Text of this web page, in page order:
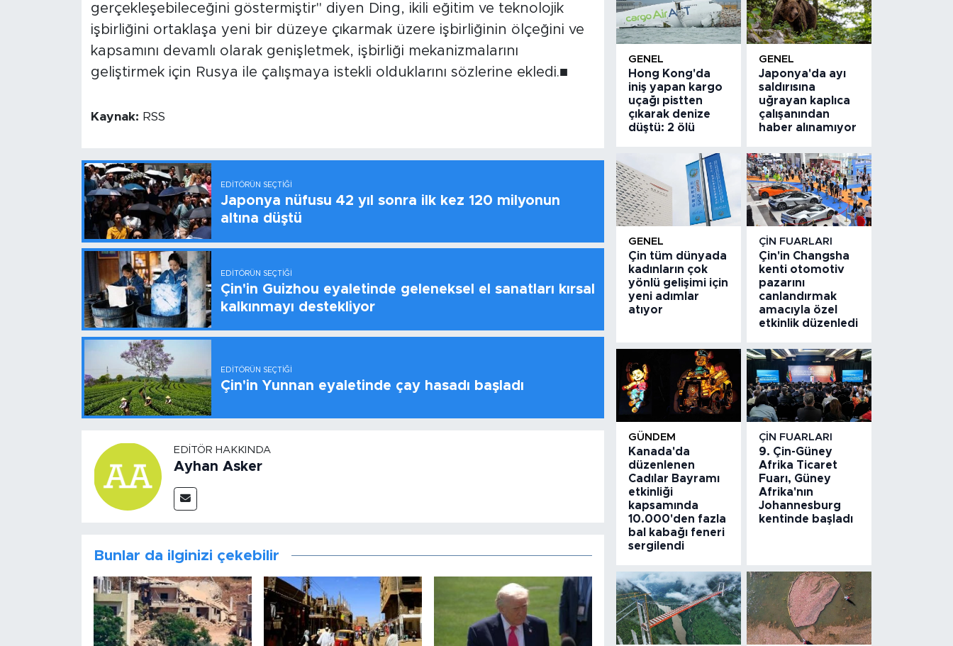
gerçekleşebileceğini göstermiştir" diyen Ding, ikili eğitim ve teknolojik
işbirliğini ortaklaşa yeni bir düzeye çıkarmak üzere işbirliğinin ölçeğini ve
kapsamını devamlı olarak genişletmek, işbirliği mekanizmalarını
geliştirmek için Rusya ile çalışmaya istekli olduklarını sözlerine ekledi.■
Kaynak: RSS
EDITÖRÜN SEÇTIĞI
Japonya nüfusu 42 yıl sonra ilk kez 120 milyonun
altına düştü
EDITÖRÜN SEÇTIĞI
Çin'in Guizhou eyaletinde geleneksel el sanatları kırsal
kalkınmayı destekliyor
EDITÖRÜN SEÇTIĞI
Çin'in Yunnan eyaletinde çay hasadı başladı
EDITÖR HAKKINDA
Ayhan Asker
Bunlar da ilginizi çekebilir
GENEL
Hong Kong'da
iniş yapan kargo
uçağı pistten
çıkarak denize
düştü: 2 ölü
GENEL
Japonya'da ayı
saldırısına
uğrayan kaplıca
çalışanından
haber alınamıyor
GENEL
Çin tüm dünyada
kadınların çok
yönlü gelişimi için
yeni adımlar
atıyor
ÇIN FUARLARI
Çin'in Changsha
kenti otomotiv
pazarını
canlandırmak
amacıyla özel
etkinlik düzenledi
GÜNDEM
Kanada'da
düzenlenen
Cadılar Bayramı
etkinliği
kapsamında
10.000'den fazla
bal kabağı feneri
sergilendi
ÇIN FUARLARI
9. Çin-Güney
Afrika Ticaret
Fuarı, Güney
Afrika'nın
Johannesburg
kentinde başladı